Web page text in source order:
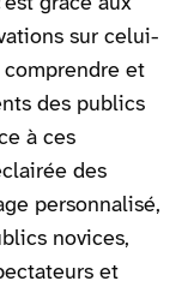
sur celui-
et
des publics
à ces
des
personnalisé,
novices,
et